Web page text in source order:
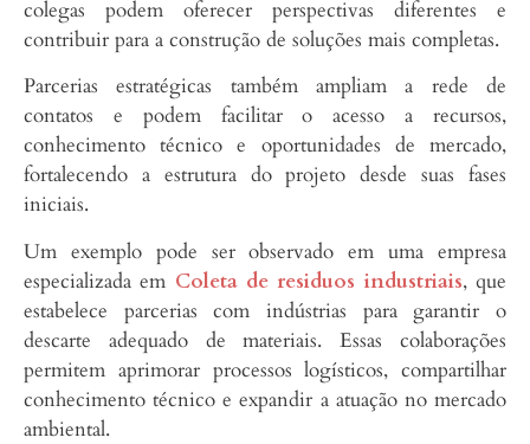
colegas podem oferecer perspectivas diferentes e
contribuir para a construção de soluções mais completas.
Parcerias estratégicas também ampliam a rede de
contatos e podem facilitar o acesso a recursos,
conhecimento técnico e oportunidades de mercado,
fortalecendo a estrutura do projeto desde suas fases
iniciais.
Um exemplo pode ser observado em uma empresa
especializada em Coleta de residuos industriais, que
estabelece parcerias com indústrias para garantir o
descarte adequado de materiais. Essas colaborações
permitem aprimorar processos logísticos, compartilhar
conhecimento técnico e expandir a atuação no mercado
ambiental.